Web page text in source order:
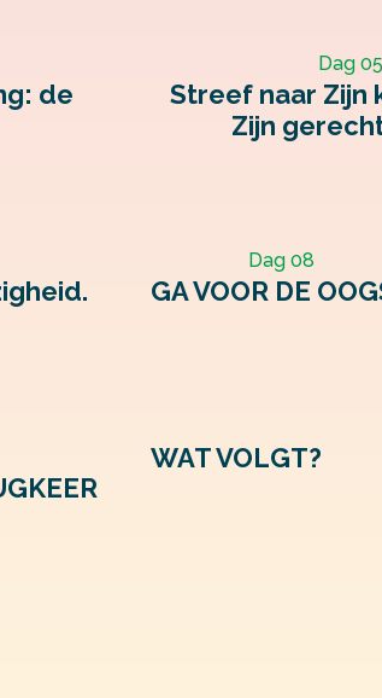
de
Dag 05
Streef naar Zijn
Zijn
Dag 08
GA VOOR DE
WAT VOLGT?